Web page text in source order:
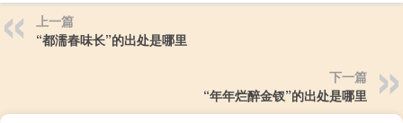
上一篇
“都濡春味长”的出处是哪里
下一篇
“年年烂醉金钗”的出处是哪里